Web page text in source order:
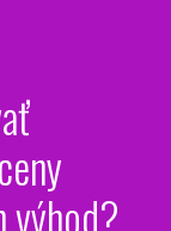
výhod?